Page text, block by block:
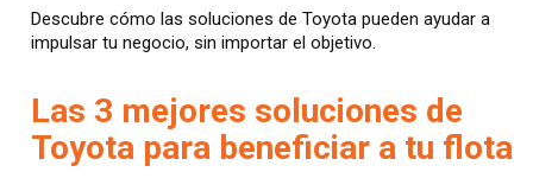
Descubre cómo las soluciones de Toyota pueden ayudar a
impulsar tu negocio, sin importar el objetivo.
Las 3 mejores soluciones de
Toyota para beneficiar a tu flota